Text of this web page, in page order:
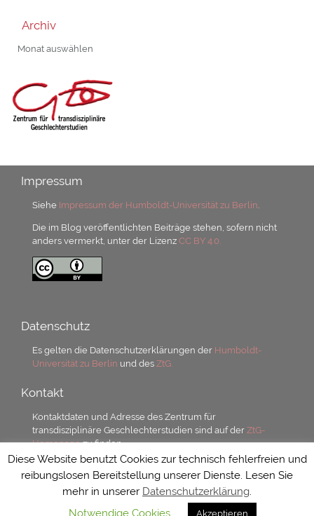
Archiv
Archiv
Impressum
Siehe Impressum der Humboldt-Universität zu Berlin
Die im Blog veröffentlichten Beiträge stehen, sofern nicht
anders vermerkt, unter der LizenzCC BY 4.0.
Datenschutz
Es gelten die Datenschutzerklärungen der Humboldt-
Universität zu Berlin und desZtG.
Kontakt
Kontaktdaten und Adresse des Zentrum für
transdisziplinäre Geschlechterstudien sind auf derZtG-
Homepagezu finden.
Diese Website benutzt Cookies zur technisch fehlerfreien und
reibungslosen Bereitstellung unserer Dienste. Lesen Sie
mehr in unserer Datenschutzerklärung.
Notwendige Cookies
Akzeptieren